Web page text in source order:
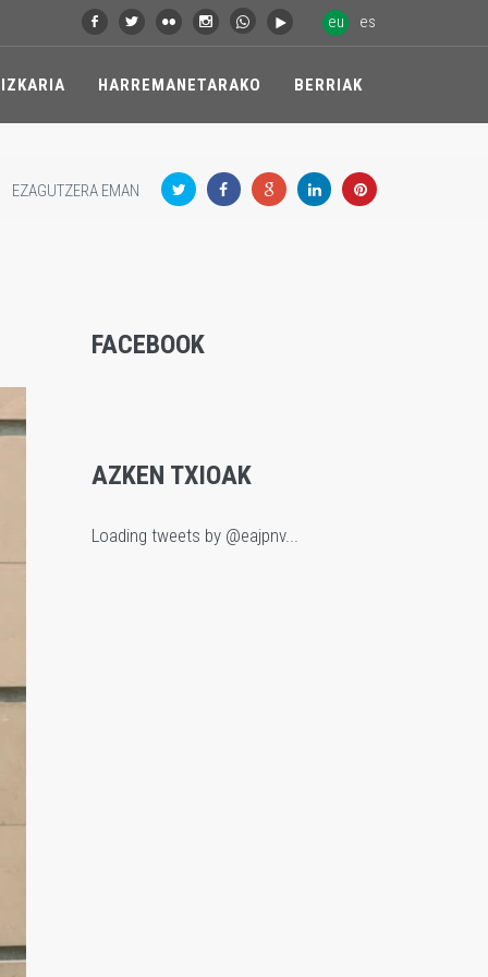
eu es
HARREMANETARAKO BERRIAK
EZAGUTZERA EMAN
FACEBOOK
AZKEN TXIOAK
Loading tweets by @eajpnv...